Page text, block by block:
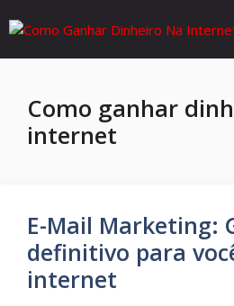
Como ganhar
internet
E-Mail Marketing:
definitivo para
internet